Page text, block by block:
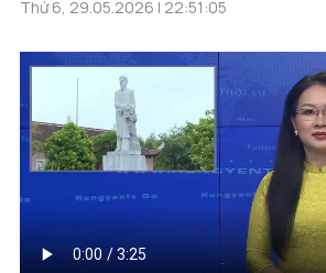
Thứ 6, 29.05.2026 | 22:51:05